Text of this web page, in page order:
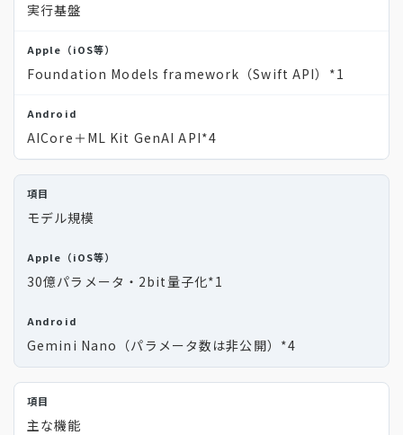
実行基盤
Foundation Models framework（Swift API） *1
AICore＋ML Kit GenAI API*4
モデル規模
30億パラメータ・2bit量子化*1
Gemini Nano（パラメータ数は非公開） *4
主な機能